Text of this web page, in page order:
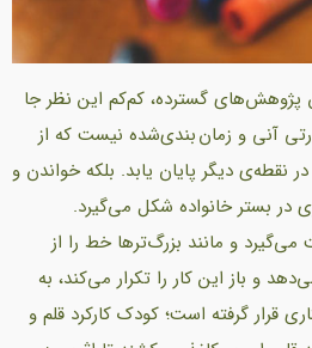
پژوهش‌های گسترده، کم‌کم این نظر جا
آنی و زمان بندی‌شده نیست که از
نقطه‌ی دیگر پایان یابد. بلکه خواندن و
در بستر خانواده شکل می‌گیرد.
و مانند بزرگ‌ترها خط را از
و باز این کار را تکرار می‌کند، به
قرار گرفته است؛ کودک کارکرد قلم و